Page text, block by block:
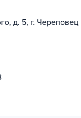
д. 5, г. Череповец